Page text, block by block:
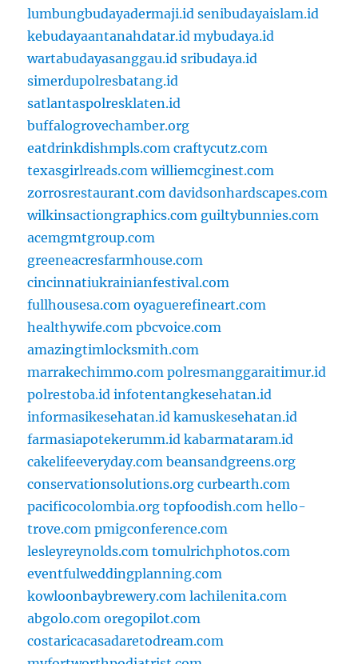
lumbungbudayadermaji.id senibudayaislam.id
kebudayaantanahdatar.id mybudaya.id
wartabudayasanggau.id sribudaya.id
simerdupolresbatang.id
satlantaspolresklaten.id
buffalogrovechamber.org
eatdrinkdishmpls.com craftycutz.com
texasgirlreads.com williemcginest.com
zorrosrestaurant.com davidsonhardscapes.com
wilkinsactiongraphics.com guiltybunnies.com
acemgmtgroup.com
greeneacresfarmhouse.com
cincinnatiukrainianfestival.com
fullhousesa.com oyaguerefineart.com
healthywife.com pbcvoice.com
amazingtimlocksmith.com
marrakechimmo.com polresmanggaraitimur.id
polrestoba.id infotentangkesehatan.id
informasikesehatan.id kamuskesehatan.id
farmasiapotekerumm.id kabarmataram.id
cakelifeeveryday.com beansandgreens.org
conservationsolutions.org curbearth.com
pacificocolombia.org topfoodish.com hello-
trove.com pmigconference.com
lesleyreynolds.com tomulrichphotos.com
eventfulweddingplanning.com
kowloonbaybrewery.com lachilenita.com
abgolo.com oregopilot.com
costaricacasadaretodream.com